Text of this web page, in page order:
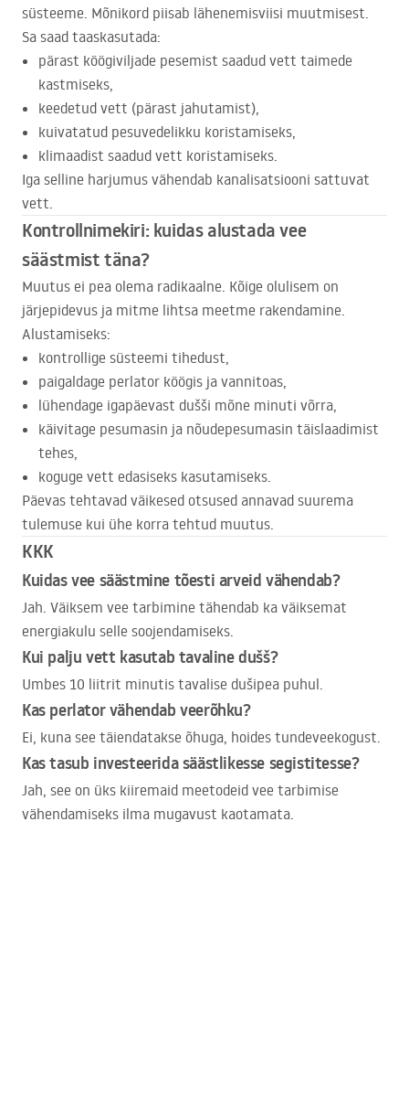
süsteeme. Mõnikord piisab lähenemisviisi muutmisest.
Sa saad taaskasutada:
pärast köögiviljade pesemist saadud vett taimede
kastmiseks,
keedetud vett (pärast jahutamist),
kuivatatud pesuvedelikku koristamiseks,
klimaadist saadud vett koristamiseks.
Iga selline harjumus vähendab kanalisatsiooni sattuvat
vett.
Kontrollnimekiri: kuidas alustada vee
säästmist täna?
Muutus ei pea olema radikaalne. Kõige olulisem on
järjepidevus ja mitme lihtsa meetme rakendamine.
Alustamiseks:
kontrollige süsteemi tihedust,
paigaldage perlator köögis ja vannitoas,
lühendage igapäevast dušši mõne minuti võrra,
käivitage pesumasin ja nõudepesumasin täislaadimist
tehes,
koguge vett edasiseks kasutamiseks.
Päevas tehtavad väikesed otsused annavad suurema
tulemuse kui ühe korra tehtud muutus.
KKK
Kuidas vee säästmine tõesti arveid vähendab?
Jah. Väiksem vee tarbimine tähendab ka väiksemat
energiakulu selle soojendamiseks.
Kui palju vett kasutab tavaline dušš?
Umbes 10 liitrit minutis tavalise dušipea puhul.
Kas perlator vähendab veerõhku?
Ei, kuna see täiendatakse õhuga, hoides tundeveekogust.
Kas tasub investeerida säästlikesse segistitesse?
Jah, see on üks kiiremaid meetodeid vee tarbimise
vähendamiseks ilma mugavust kaotamata.